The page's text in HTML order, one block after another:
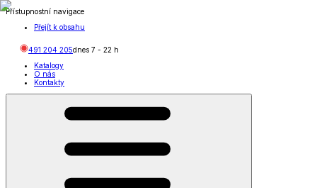
Přístupnostní navigace
Přejít k obsahu
491 204 205dnes 7 - 22 h
Katalogy
O nás
Kontakty